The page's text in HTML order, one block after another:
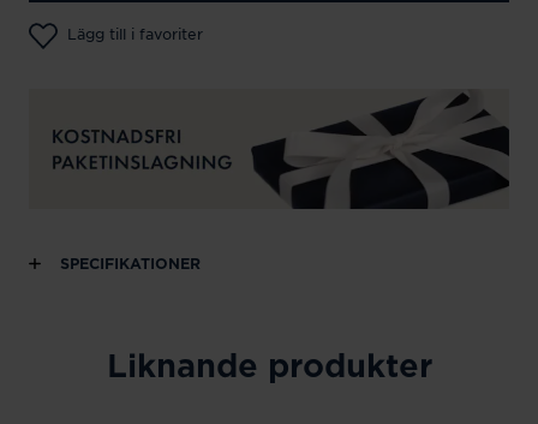
Lägg till i favoriter
SPECIFIKATIONER
Liknande produkter